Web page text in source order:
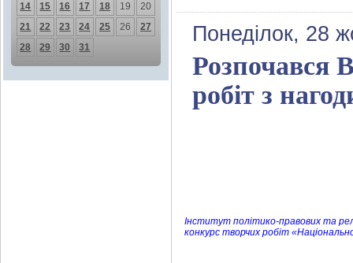
14
15 16 17 18 19
20
21
22 23 24 25 26
27
28
29 30 31
Понеділок, 28
Розпочався
робіт з
Інститут політико-правових та
конкурс творчих робіт